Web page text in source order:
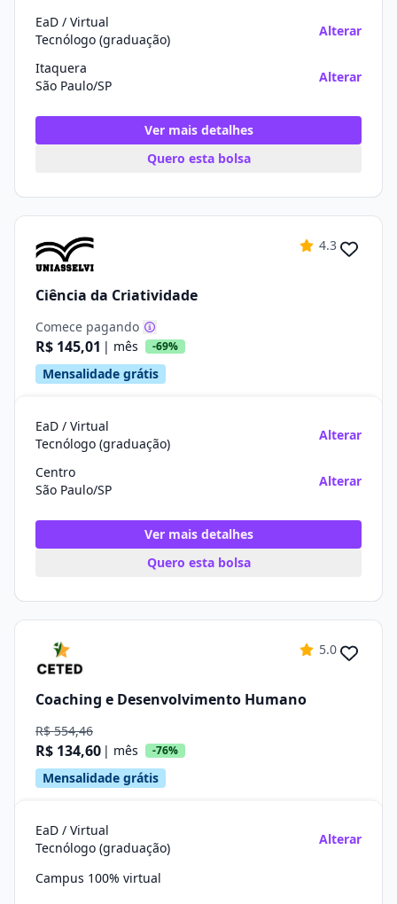
EaD / Virtual
Tecnólogo (graduação)
Alterar
Itaquera
São Paulo/SP
Alterar
Ver mais detalhes
Quero esta bolsa
4.3
Ciência da Criatividade
Comece pagando
R$ 145,01 | mês -69%
Mensalidade grátis
EaD / Virtual
Tecnólogo (graduação)
Alterar
Centro
São Paulo/SP
Alterar
Ver mais detalhes
Quero esta bolsa
5.0
Coaching e Desenvolvimento Humano
R$ 554,46
R$ 134,60 | mês -76%
Mensalidade grátis
EaD / Virtual
Tecnólogo (graduação)
Alterar
Campus 100% virtual